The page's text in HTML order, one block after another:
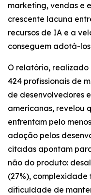
marketing, vendas e
crescente lacuna
recursos de IA e a
conseguem adotá-
O relatório, realizado
424 profissionais de
de desenvolvedores
americanas, revelou
enfrentam pelo
adoção pelos
citadas apontam
não do produto:
(27%), complexidade
dificuldade de